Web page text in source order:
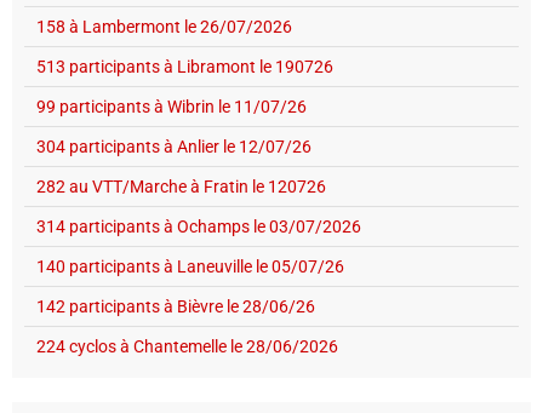
158 à Lambermont le 26/07/2026
513 participants à Libramont le 190726
99 participants à Wibrin le 11/07/26
304 participants à Anlier le 12/07/26
282 au VTT/Marche à Fratin le 120726
314 participants à Ochamps le 03/07/2026
140 participants à Laneuville le 05/07/26
142 participants à Bièvre le 28/06/26
224 cyclos à Chantemelle le 28/06/2026